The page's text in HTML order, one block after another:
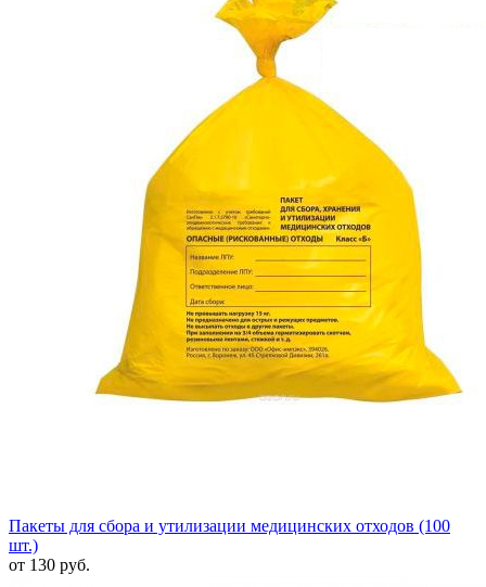
Пакеты для сбора и утилизации медицинских отходов (100
шт.)
от 130 руб.